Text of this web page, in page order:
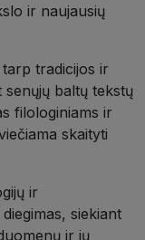
ir naujausių
tarp tradicijos ir
senųjų baltų tekstų
filologiniams ir
skaityti
ir
siekiant
ir jų